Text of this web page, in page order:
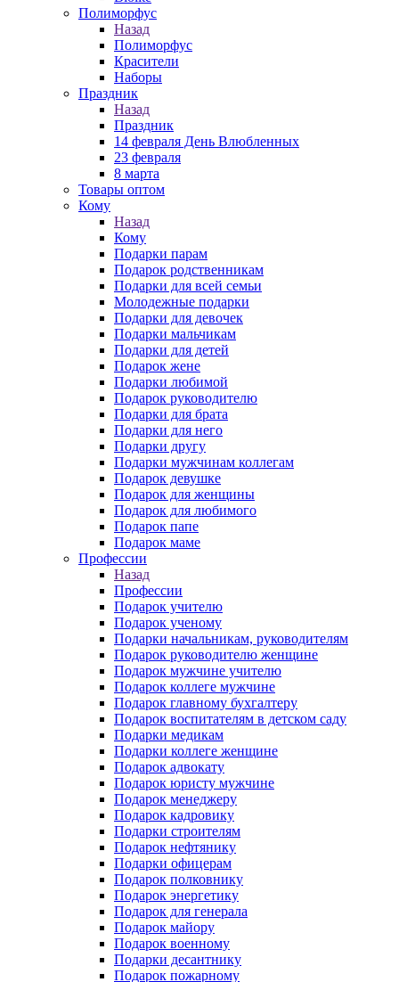
Полиморфус
Назад
Полиморфус
Красители
Наборы
Праздник
Назад
Праздник
14 февраля День Влюбленных
23 февраля
8 марта
Товары оптом
Кому
Назад
Кому
Подарки парам
Подарок родственникам
Подарки для всей семьи
Молодежные подарки
Подарки для девочек
Подарки мальчикам
Подарки для детей
Подарок жене
Подарки любимой
Подарок руководителю
Подарки для брата
Подарки для него
Подарки другу
Подарки мужчинам коллегам
Подарок девушке
Подарок для женщины
Подарок для любимого
Подарок папе
Подарок маме
Профессии
Назад
Профессии
Подарок учителю
Подарок ученому
Подарки начальникам, руководителям
Подарок руководителю женщине
Подарок мужчине учителю
Подарок коллеге мужчине
Подарок главному бухгалтеру
Подарок воспитателям в детском саду
Подарки медикам
Подарки коллеге женщине
Подарок адвокату
Подарок юристу мужчине
Подарок менеджеру
Подарок кадровику
Подарки строителям
Подарок нефтянику
Подарки офицерам
Подарок полковнику
Подарок энергетику
Подарок для генерала
Подарок майору
Подарок военному
Подарки десантнику
Подарок пожарному